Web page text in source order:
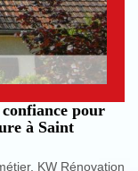
pour
à Saint
KW Rénovation